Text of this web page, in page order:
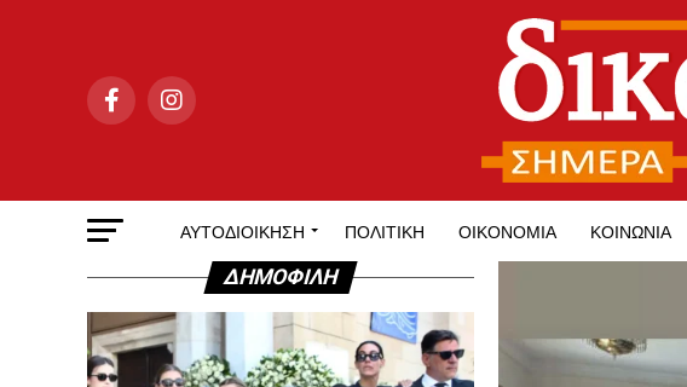
ΑΥΤΟΔΙΟΊΚΗΣΗ ΠΟΛΙΤΙΚΉ ΟΙΚΟΝΟΜΊΑ ΚΟΙΝΩΝΊΑ
ΔΗΜΟΦΙΛΉ